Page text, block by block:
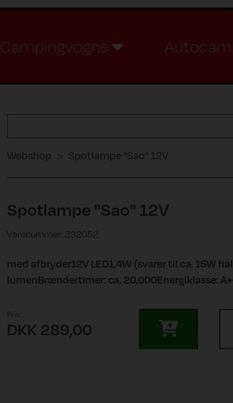
Campingvogne
Webshop Spotlampe "Sao" 12V
Spotlampe "Sao" 12V
Varenummer: 232052
med afbryder12V LED1,4W (svarer til ca. 15W
lumenBrændertimer: ca. 20.000Energiklasse:
DKK 289,00